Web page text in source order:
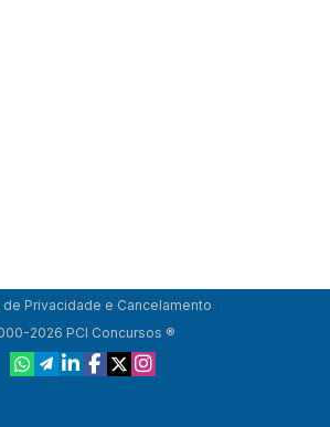
de Privacidade e Cancelamento
2026 PCI Concursos ®